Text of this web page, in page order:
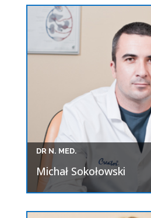
Poradnia Kardiologiczna
DR N. MED.
Michał Sokołowski